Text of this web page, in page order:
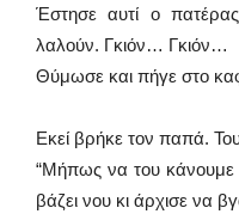
Έστησε αυτί ο
λαλούν. Γκιόν… Γκιόν…
Θύμωσε και πήγε στο
Εκεί βρήκε τον παπά. Του
“Μήπως να του κάνουμε
βάζει νου κι άρχισε να